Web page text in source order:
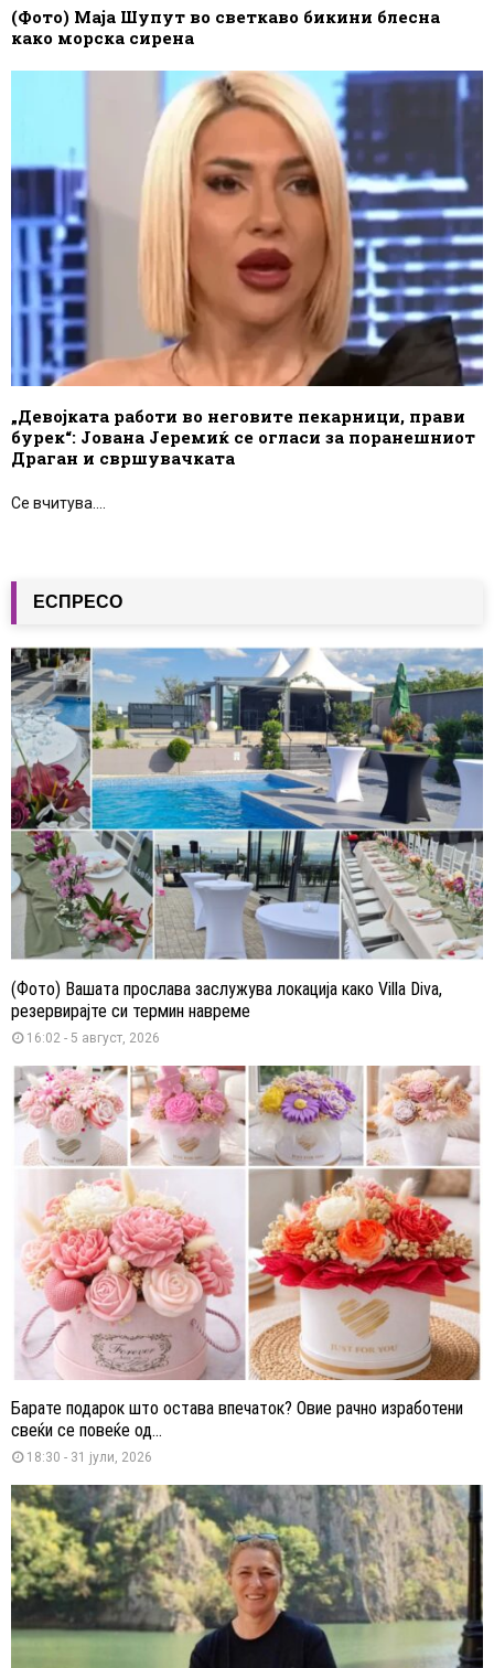
(Фото) Маја Шупут во светкаво бикини блесна
како морска сирена
„Девојката работи во неговите пекарници, прави
бурек“: Јована Јеремиќ се огласи за поранешниот
Драган и свршувачката
Се вчитува....
ЕСПРЕСО
(Фото) Вашата прослава заслужува локација како Villa Diva,
резервирајте си термин навреме
16:02 - 5 август, 2026
Барате подарок што остава впечаток? Овие рачно изработени
свеќи се повеќе од...
18:30 - 31 јули, 2026